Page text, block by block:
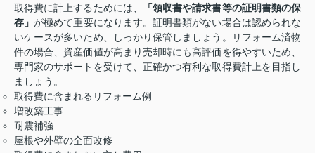
取得費に計上するためには、
「領収書や請求書等の証明書類の保
存」が極めて重要になります。証明書類がない場合は認められな
いケースが多いため、しっかり保管しましょう。リフォーム済物
件の場合、資産価値が高まり売却時にも高評価を得やすいため、
専門家のサポートを受けて、正確かつ有利な取得費計上を目指し
ましょう。
取得費に含まれるリフォーム例
増改築工事
耐震補強
屋根や外壁の全面改修